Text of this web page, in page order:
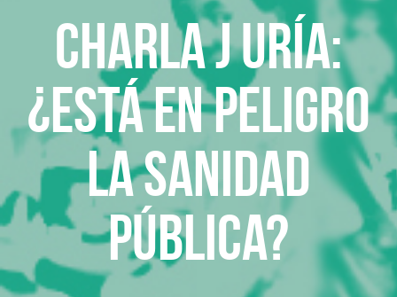
Charla J Uría:
¿Está en peligro
la Sanidad
Pública?